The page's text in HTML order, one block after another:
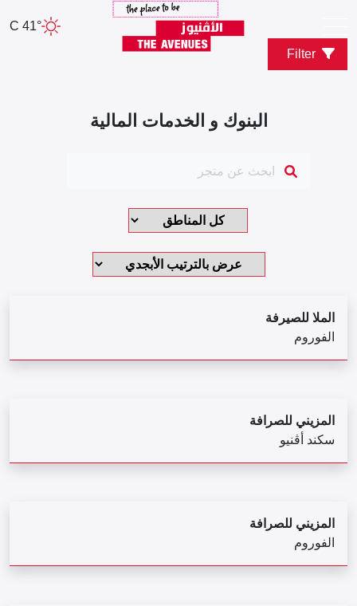
41° C
Filter
البنوك و الخدمات المالية
الملا للصيرفة
الفوروم
المزيني للصرافة
سكند أڤنيو
المزيني للصرافة
الفوروم